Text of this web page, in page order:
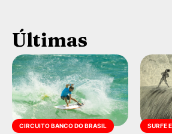
Últimas
CIRCUITO BANCO DO BRASIL SURFE